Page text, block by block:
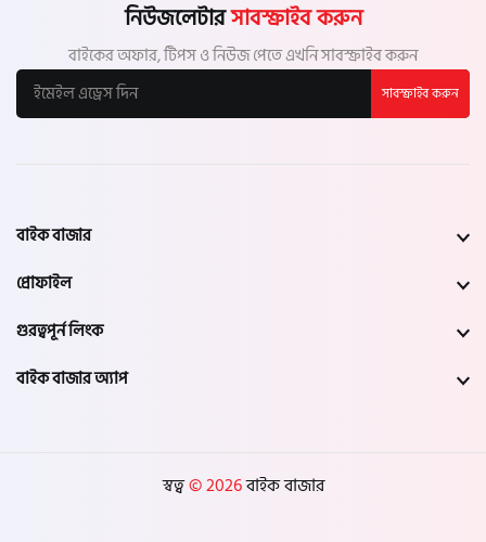
নিউজলেটারসাবস্ক্রাইব করুন
বাইকের অফার, টিপস ও নিউজ পেতে এখনি সাবস্ক্রাইব করুন
সাবস্ক্রাইব করুন
বাইক বাজার
প্রোফাইল
গুরত্বপূর্ন লিংক
বাইক বাজার অ্যাপ
স্বত্ব© 2026বাইক বাজার